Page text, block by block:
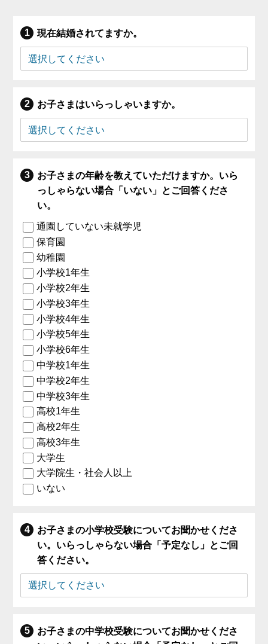
現在結婚されてますか。
お子さまはいらっしゃいますか。
お子さまの年齢を教えていただけますか。いら
っしゃらない場合「いない」とご回答くださ
い。
通園していない未就学児
保育園
幼稚園
小学校1年生
小学校2年生
小学校3年生
小学校4年生
小学校5年生
小学校6年生
中学校1年生
中学校2年生
中学校3年生
高校1年生
高校2年生
高校3年生
大学生
大学院生・社会人以上
いない
お子さまの小学校受験についてお聞かせくださ
い。いらっしゃらない場合「予定なし」とご回
答ください。
お子さまの中学校受験についてお聞かせくださ